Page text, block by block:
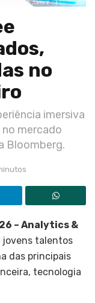
no
imersiva
mercado
Bloomberg.
– Analytics &
jovens talentos
das principais
tecnologia